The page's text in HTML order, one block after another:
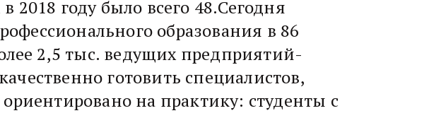
2018 году было всего 48.Сегодня
образования в 86
2,5 тыс. ведущих предприятий-
готовить специалистов,
на практику: студенты с